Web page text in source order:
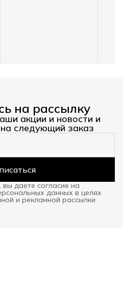
на рассылку
акции и новости и
следующий заказ
даете согласие на
данных в целях
и рекламной рассылки